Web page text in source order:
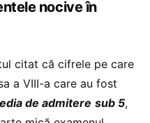
nocive în
citat că cifrele pe care
a VIII-a care au fost
de admitere sub 5,